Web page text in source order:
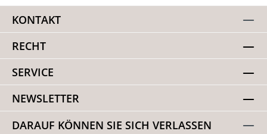
KONTAKT
RECHT
SERVICE
NEWSLETTER
DARAUF KÖNNEN SIE SICH VERLASSEN